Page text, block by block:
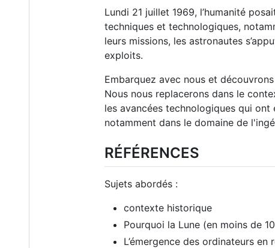
Lundi 21 juillet 1969, l’humanité
techniques et technologiques,
leurs missions, les astronautes
exploits.
Embarquez avec nous et
Nous nous replacerons dans le
les avancées technologiques qui
notamment dans le domaine de
RÉFÉRENCES
Sujets abordés :
contexte historique
Pourquoi la Lune (en moins de
L’émergence des ordinateurs